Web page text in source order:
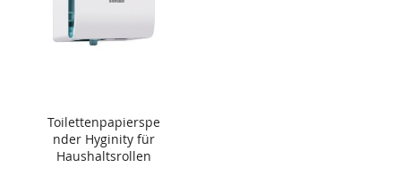
Toilettenpapierspe
nder Hyginity für
Haushaltsrollen